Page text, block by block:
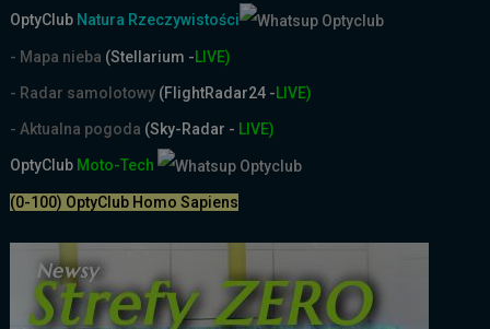
OptyClub Natura Rzeczywistości
- Mapa nieba (Stellarium -LIVE)
- Radar samolotowy (FlightRadar24 -LIVE)
- Aktualna pogoda (Sky-Radar - LIVE)
OptyClub Moto-Tech
(0-100) OptyClub Homo Sapiens